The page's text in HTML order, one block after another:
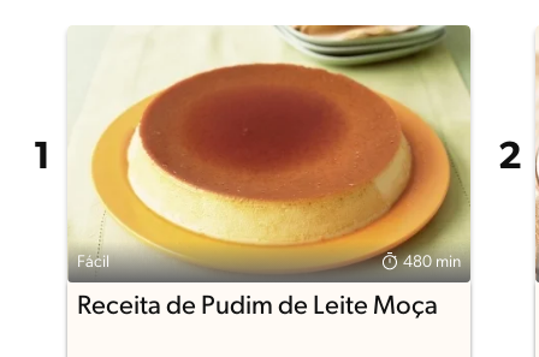
Fácil 480 min
Receita de Pudim de Leite Moça